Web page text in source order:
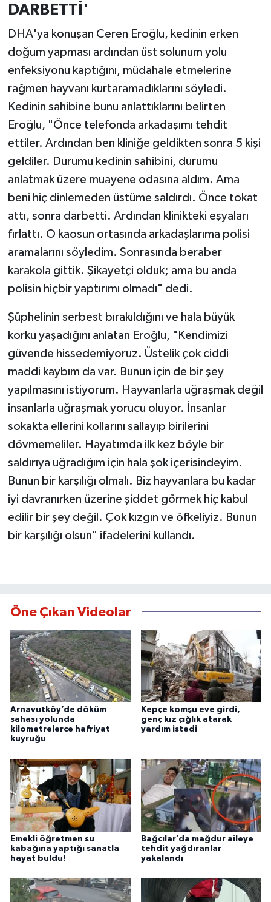
DARBETTİ'
DHA'ya konuşan Ceren Eroğlu, kedinin erken
doğum yapması ardından üst solunum yolu
enfeksiyonu kaptığını, müdahale etmelerine
rağmen hayvanı kurtaramadıklarını söyledi.
Kedinin sahibine bunu anlattıklarını belirten
Eroğlu, "Önce telefonda arkadaşımı tehdit
ettiler. Ardından ben kliniğe geldikten sonra 5 kişi
geldiler. Durumu kedinin sahibini, durumu
anlatmak üzere muayene odasına aldım. Ama
beni hiç dinlemeden üstüme saldırdı. Önce tokat
attı, sonra darbetti. Ardından klinikteki eşyaları
fırlattı. O kaosun ortasında arkadaşlarıma polisi
aramalarını söyledim. Sonrasında beraber
karakola gittik. Şikayetçi olduk; ama bu anda
polisin hiçbir yaptırımı olmadı" dedi.
Şüphelinin serbest bırakıldığını ve hala büyük
korku yaşadığını anlatan Eroğlu, "Kendimizi
güvende hissedemiyoruz. Üstelik çok ciddi
maddi kaybım da var. Bunun için de bir şey
yapılmasını istiyorum. Hayvanlarla uğraşmak değil
insanlarla uğraşmak yorucu oluyor. İnsanlar
sokakta ellerini kollarını sallayıp birilerini
dövmemeliler. Hayatımda ilk kez böyle bir
saldırıya uğradığım için hala şok içerisindeyim.
Bunun bir karşılığı olmalı. Biz hayvanlara bu kadar
iyi davranırken üzerine şiddet görmek hiç kabul
edilir bir şey değil. Çok kızgın ve öfkeliyiz. Bunun
bir karşılığı olsun" ifadelerini kullandı.
Öne Çıkan Videolar
Arnavutköy’de döküm
sahası yolunda
kilometrelerce hafriyat
kuyruğu
Kepçe komşu eve girdi,
genç kız çığlık atarak
yardım istedi
Emekli öğretmen su
kabağına yaptığı sanatla
hayat buldu!
Bağcılar’da mağdur aileye
tehdit yağdıranlar
yakalandı